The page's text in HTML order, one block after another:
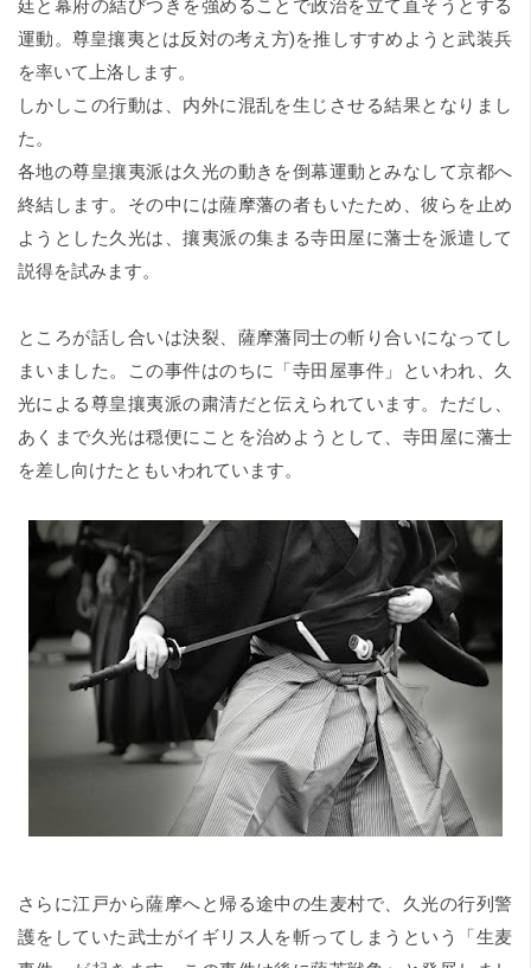
廷と幕府の結びつきを強めることで政治を立て直そうとする
運動。尊皇攘夷とは反対の考え方)を推しすすめようと武装兵
を率いて上洛します。
しかしこの行動は、内外に混乱を生じさせる結果となりまし
た。
各地の尊皇攘夷派は久光の動きを倒幕運動とみなして京都へ
終結します。その中には薩摩藩の者もいたため、彼らを止め
ようとした久光は、攘夷派の集まる寺田屋に藩士を派遣して
説得を試みます。
ところが話し合いは決裂、薩摩藩同士の斬り合いになってし
まいました。この事件はのちに「寺田屋事件」といわれ、久
光による尊皇攘夷派の粛清だと伝えられています。ただし、
あくまで久光は穏便にことを治めようとして、寺田屋に藩士
を差し向けたともいわれています。
さらに江戸から薩摩へと帰る途中の生麦村で、久光の行列警
護をしていた武士がイギリス人を斬ってしまうという「生麦